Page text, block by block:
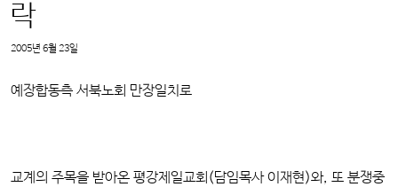
락
2005년 6월 23일
예장합동측 서북노회 만장일치로
교계의 주목을 받아온 평강제일교회(담임목사 이재현)와, 또 분쟁중